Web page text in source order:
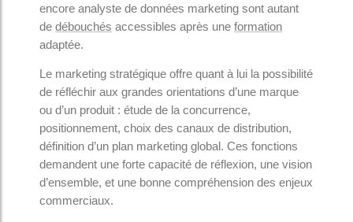
encore analyste de données marketing sont autant
de débouchés accessibles après une formation
adaptée.
Le marketing stratégique offre quant à lui la possibilité
de réfléchir aux grandes orientations d’une marque
ou d’un produit : étude de la concurrence,
positionnement, choix des canaux de distribution,
définition d’un plan marketing global. Ces fonctions
demandent une forte capacité de réflexion, une vision
d’ensemble, et une bonne compréhension des enjeux
commerciaux.